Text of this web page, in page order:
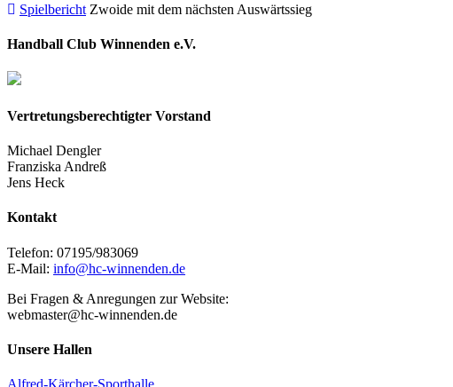
Spielbericht Zwoide mit dem nächsten Auswärtssieg
Handball Club Winnenden e.V.
Vertretungsberechtigter Vorstand
Michael Dengler
Franziska Andreß
Jens Heck
Kontakt
Telefon: 07195/983069
E-Mail: info@hc-winnenden.de
Bei Fragen & Anregungen zur Website:
webmaster@hc-winnenden.de
Unsere Hallen
Alfred-Kärcher-Sporthalle